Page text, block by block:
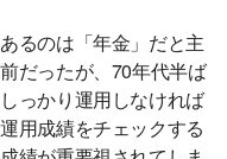
るのは「年金」だと主
だったが、70年代半ば
っかり運用しなければ
用成績をチェックする